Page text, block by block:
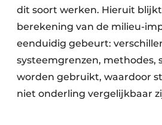
dit soort werken. Hieruit
berekening van de milieu-
eenduidig gebeurt:
systeemgrenzen, methodes,
worden gebruikt, waardoor
niet onderling vergelijkbaar